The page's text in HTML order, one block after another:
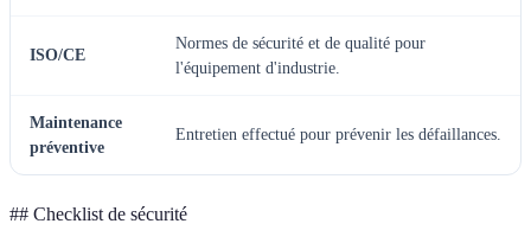
ISO/CE
Normes de sécurité et de qualité pour
l'équipement d'industrie.
Maintenance
préventive
Entretien effectué pour prévenir les défaillances.
## Checklist de sécurité